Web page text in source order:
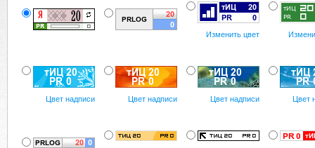
Изменить цвет
Цвет надписи Цвет надписи Цвет надписи Цвет